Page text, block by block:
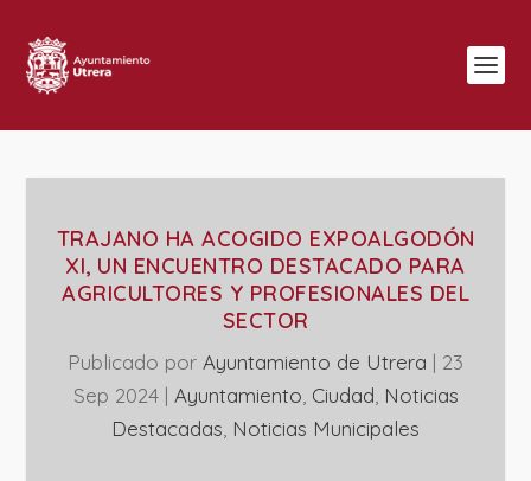
TRAJANO HA ACOGIDO EXPOALGODÓN
XI, UN ENCUENTRO DESTACADO PARA
AGRICULTORES Y PROFESIONALES DEL
SECTOR
Publicado por Ayuntamiento de Utrera | 23
Sep 2024| Ayuntamiento Ciudad Noticias
Destacadas ‎Noticias Municipales